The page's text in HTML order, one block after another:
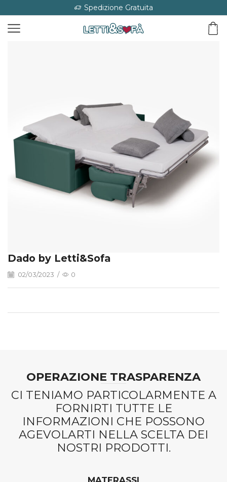
Spedizione Gratuita
Dado by Letti&Sofa
02/03/2023 / 0
OPERAZIONE TRASPARENZA
CI TENIAMO PARTICOLARMENTE A
FORNIRTI TUTTE LE
INFORMAZIONI CHE POSSONO
AGEVOLARTI NELLA SCELTA DEI
NOSTRI PRODOTTI.